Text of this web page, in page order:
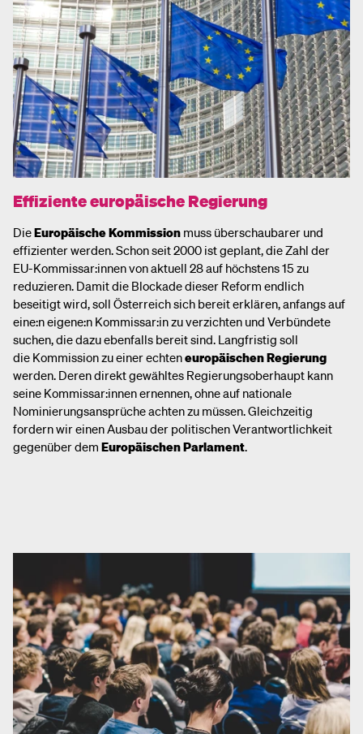
Effiziente europäische Regierung
DieEuropäische Kommission muss überschaubarer und
effizienter werden. Schon seit 2000 ist geplant, die Zahl der
EU-Kommissar:innen von aktuell 28 auf höchstens 15 zu
reduzieren. Damit die Blockade dieser Reform endlich
beseitigt wird, soll Österreich sich bereit erklären, anfangs auf
eine:n eigene:n Kommissar:in zu verzichten und Verbündete
suchen, die dazu ebenfalls bereit sind. Langfristig soll
die Kommission zu einer echteneuropäischen Regierung
werden. Deren direkt gewähltes Regierungsoberhaupt kann
seine Kommissar:innen ernennen, ohne auf nationale
Nominierungsansprüche achten zu müssen. Gleichzeitig
fordern wir einen Ausbau der politischen Verantwortlichkeit
gegenüber dem Europäischen Parlament.